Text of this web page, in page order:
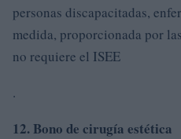
personas discapacitadas,
medida, proporcionada por
no requiere el ISEE
.
12. Bono de cirugía estética